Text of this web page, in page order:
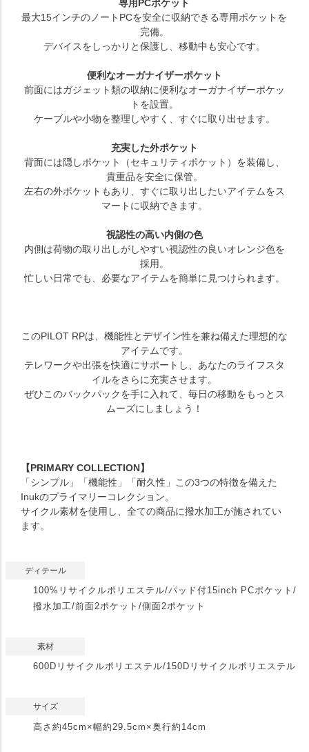
専用PCポケット
最大15インチのノートPCを安全に収納できる専用ポケットを
完備。
デバイスをしっかりと保護し、移動中も安心です。
便利なオーガナイザーポケット
前面にはガジェット類の収納に便利なオーガナイザーポケッ
トを設置。
ケーブルや小物を整理しやすく、すぐに取り出せます。
充実した外ポケット
背面には隠しポケット（セキュリティポケット）を装備し、
貴重品を安全に保管。
左右の外ポケットもあり、すぐに取り出したいアイテムをス
マートに収納できます。
視認性の高い内側の色
内側は荷物の取り出しがしやすい視認性の良いオレンジ色を
採用。
忙しい日常でも、必要なアイテムを簡単に見つけられます。
このPILOT RPは、機能性とデザイン性を兼ね備えた理想的な
アイテムです。
テレワークや出張を快適にサポートし、あなたのライフスタ
イルをさらに充実させます。
ぜひこのバックパックを手に入れて、毎日の移動をもっとス
ムーズにしましょう！
【PRIMARY COLLECTION】
「シンプル」「機能性」「耐久性」この3つの特徴を備えた
Inukのプライマリーコレクション。
サイクル素材を使用し、全ての商品に撥水加工が施されてい
ます。
ディテール
100%リサイクルポリエステル/パッド付15inch PCポケット/
撥水加工/前面2ポケット/側面2ポケット
素材
600Dリサイクルポリエステル/150Dリサイクルポリエステル
サイズ
高さ約45cm×幅約29.5cm×奥行約14cm